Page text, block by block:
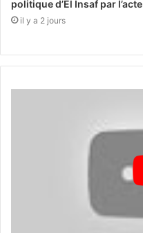
politique d’El Insaf par l’acte
il y a 2 jours